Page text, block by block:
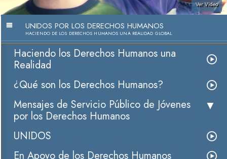
Ver Video
UNIDOS POR LOS DERECHOS HUMANOS
HACIENDO DE LOS DERECHOS HUMANOS UNA REALIDAD GLOBAL
Haciendo los Derechos Humanos una
Realidad
¿Qué son los Derechos Humanos?
Mensajes de Servicio Público de Jóvenes
por los Derechos Humanos
UNIDOS
En Apoyo de los Derechos Humanos